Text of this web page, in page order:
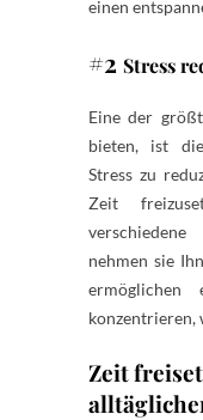
einen
#2 Stress
Eine der
bieten, ist
Stress zu
Zeit
verschiedene
nehmen sie
konzentrieren,
Zeit